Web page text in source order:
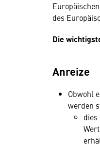
des
Die
Anreize
Obwohl
werden
dies